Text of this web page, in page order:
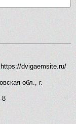
dvigaemsite.ru/
обл., г.
8